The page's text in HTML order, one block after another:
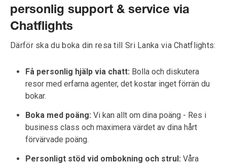
personlig support & service via
Chatflights
Därför ska du boka din resa till Sri Lanka via Chatflights:
Få personlig hjälp via chatt: Bolla och diskutera
resor med erfarna agenter, det kostar inget förrän du
bokar.
Boka med poäng: Vi kan allt om dina poäng - Res i
business class och maximera värdet av dina hårt
förvärvade poäng.
Personligt stöd vid ombokning och strul: Våra